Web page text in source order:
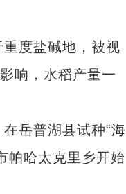
度盐碱地，被视
响，水稻产量一
岳普湖县试种“海
帕哈太克里乡开始